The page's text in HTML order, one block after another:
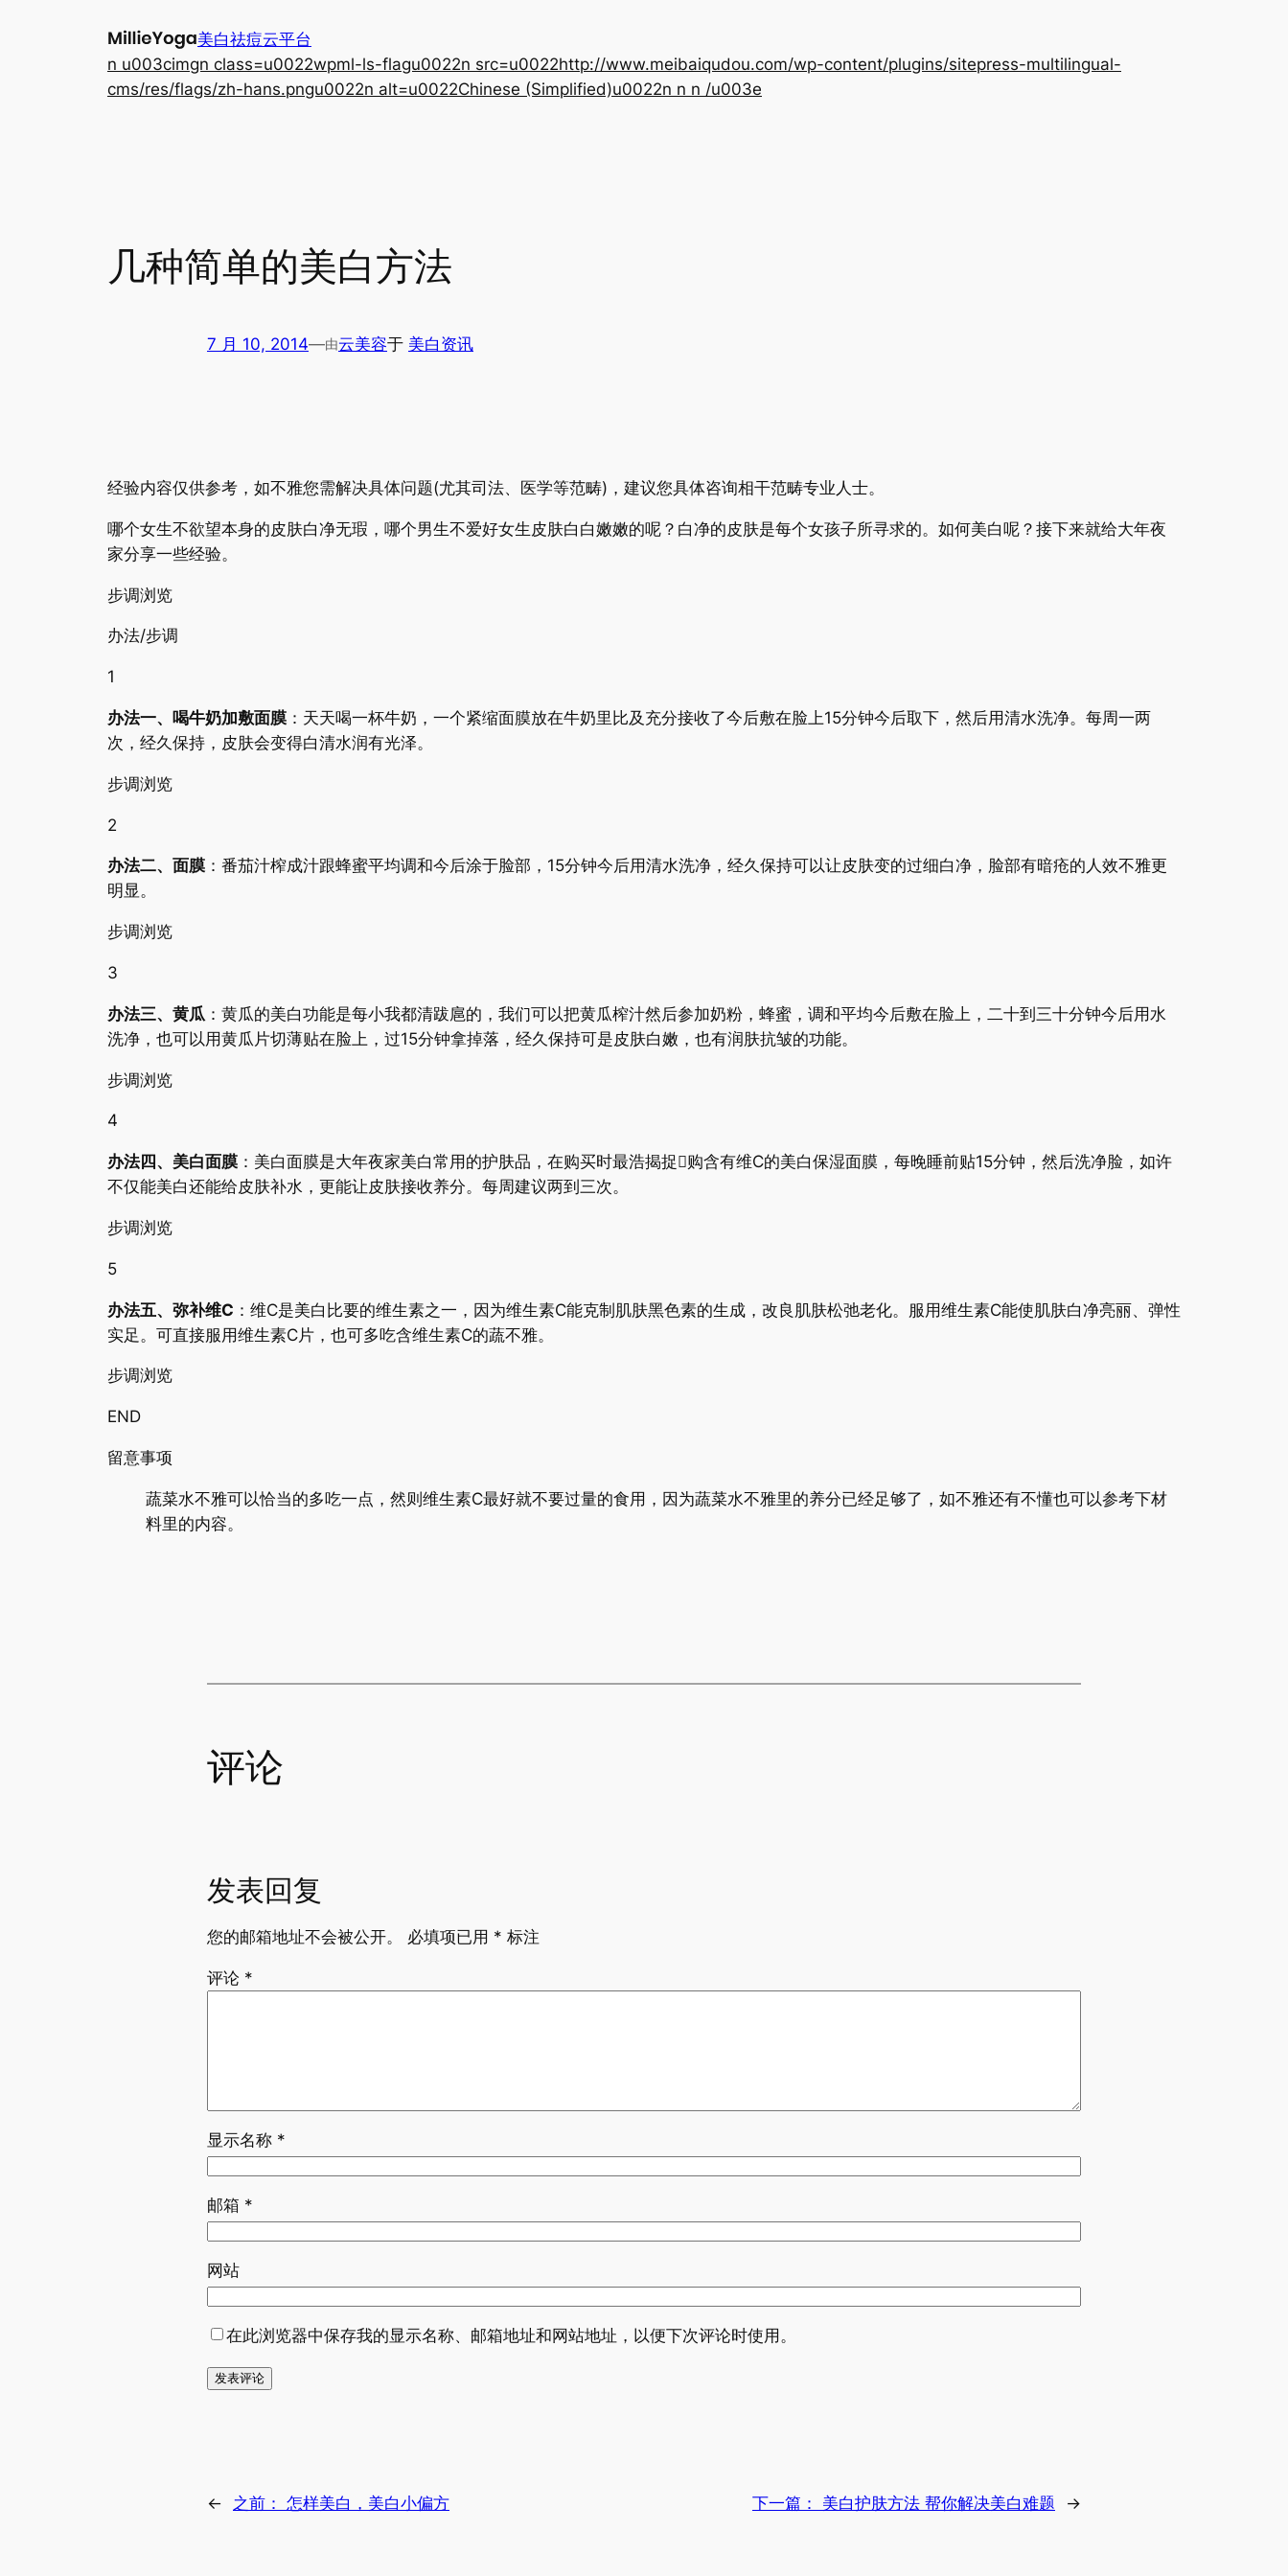
美白祛痘云平台
n u003cimgn class=u0022wpml-ls-flagu0022n src=u0022http://www.meibaiqudou.com/wp-content/plugins/sitepress-multilingual-
cms/res/flags/zh-hans.pngu0022n alt=u0022Chinese (Simplified)u0022n n n /u003e
几种简单的美白方法
7 月 10, 2014—由云美容于 美白资讯
经验内容仅供参考，如不雅您需解决具体问题(尤其司法、医学等范畴)，建议您具体咨询相干范畴专业人士。
哪个女生不欲望本身的皮肤白净无瑕，哪个男生不爱好女生皮肤白白嫩嫩的呢？白净的皮肤是每个女孩子所寻求的。如何美白呢？接下来就给大年夜
家分享一些经验。
步调浏览
办法/步调
1
办法一、喝牛奶加敷面膜 ：天天喝一杯牛奶，一个紧缩面膜放在牛奶里比及充分接收了今后敷在脸上15分钟今后取下，然后用清水洗净。每周一两
次，经久保持，皮肤会变得白清水润有光泽。
步调浏览
2
办法二、面膜 ：番茄汁榨成汁跟蜂蜜平均调和今后涂于脸部，15分钟今后用清水洗净，经久保持可以让皮肤变的过细白净，脸部有暗疮的人效不雅更
明显。
步调浏览
3
办法三、黄瓜 ：黄瓜的美白功能是每小我都清跋扈的，我们可以把黄瓜榨汁然后参加奶粉，蜂蜜，调和平均今后敷在脸上，二十到三十分钟今后用水
洗净，也可以用黄瓜片切薄贴在脸上，过15分钟拿掉落，经久保持可是皮肤白嫩，也有润肤抗皱的功能。
步调浏览
4
办法四、美白面膜 ：美白面膜是大年夜家美白常用的护肤品，在购买时最浩揭捉购含有维C的美白保湿面膜，每晚睡前贴15分钟，然后洗净脸，如许
不仅能美白还能给皮肤补水，更能让皮肤接收养分。每周建议两到三次。
步调浏览
5
办法五、弥补维C ：维C是美白比要的维生素之一，因为维生素C能克制肌肤黑色素的生成，改良肌肤松弛老化。服用维生素C能使肌肤白净亮丽、弹性
实足。可直接服用维生素C片，也可多吃含维生素C的蔬不雅。
步调浏览
END
留意事项
蔬菜水不雅可以恰当的多吃一点，然则维生素C最好就不要过量的食用，因为蔬菜水不雅里的养分已经足够了，如不雅还有不懂也可以参考下材
料里的内容。
评论
发表回复
您的邮箱地址不会被公开。 必填项已用 * 标注
评论 *
显示名称 *
邮箱 *
网站
在此浏览器中保存我的显示名称、邮箱地址和网站地址，以便下次评论时使用。
← 之前： 怎样美白，美白小偏方 下一篇： 美白护肤方法 帮你解决美白难题 →